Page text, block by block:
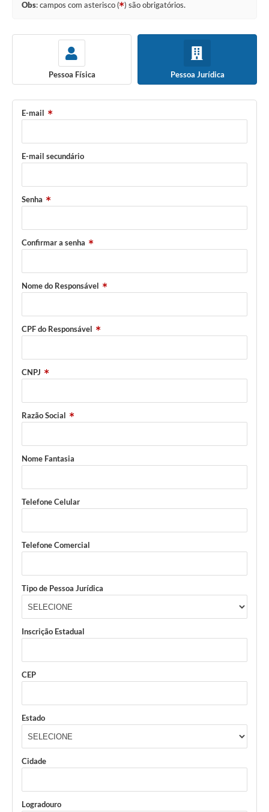
Obs: campos com asterisco ( ) são obrigatórios.
Pessoa Física Pessoa Jurídica
E-mail
E-mail secundário
Senha
Confirmar a senha
Nome do Responsável
CPF do Responsável
CNPJ
Razão Social
Nome Fantasia
Telefone Celular
Telefone Comercial
Tipo de Pessoa Jurídica
Inscrição Estadual
CEP
Estado
Cidade
Logradouro